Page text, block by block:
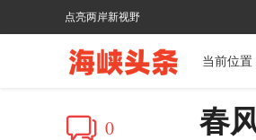
点亮两岸新视野
当前位置
春
0